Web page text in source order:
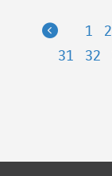
Previous
1 2
31
32